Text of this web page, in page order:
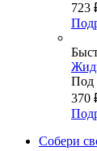
723
Под
370
Собери